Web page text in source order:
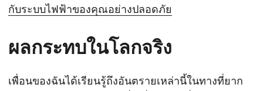
กับระบบไฟฟ้าของคุณอย่างปลอดภัย
ผลกระทบในโลกจริง
เพื่อนของฉันได้เรียนรู้ถึงอันตรายเหล่านี้ในทางที่ยาก